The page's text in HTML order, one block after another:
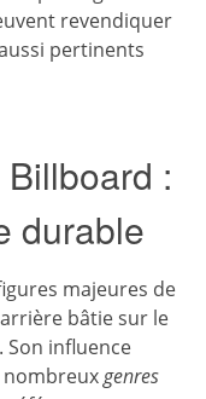
revendiquer
pertinents
:
durable
majeures de
bâtie sur le
Son influence
nombreuxgenres